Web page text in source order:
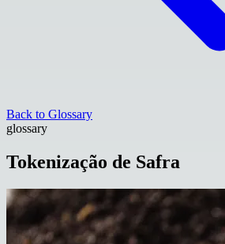
Back to Glossary
glossary
Tokenização de Safra